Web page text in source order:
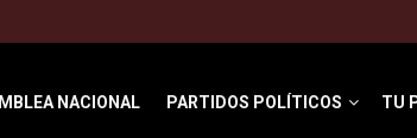
NACIONAL PARTIDOS POLÍTICOS TU